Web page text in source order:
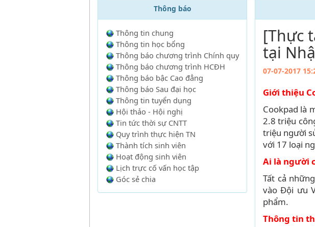
Thông báo
Thông tin chung
Thông tin học bổng
Thông báo chương trình Chính quy
Thông báo chương trình HCĐH
Thông báo bậc Cao đẳng
Thông báo Sau đại học
Thông tin tuyển dụng
Hội thảo - Hội nghị
Tin tức thời sự CNTT
Quy trình thực hiện TN
Thành tích sinh viên
Hoạt động sinh viên
Lịch trực cố vấn học tập
Góc sẻ chia
[Thực
tại
07-07-2017
Giới thiệu
Cookpad là
2.8 triệu
triệu người
với 17 loại
Ai là người
Tất cả
vào Đội ưu
phẩm.
Thông tin